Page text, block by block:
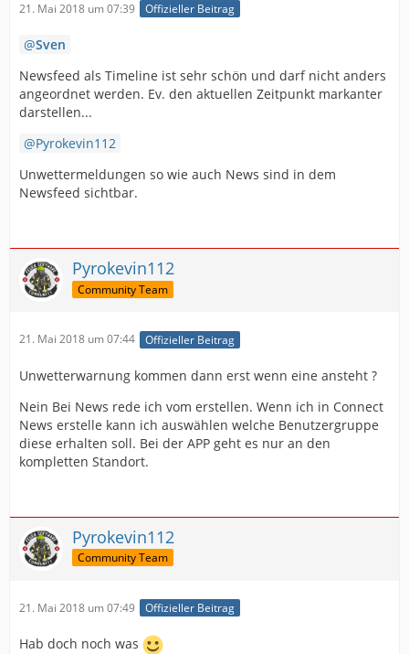
21. Mai 2018 um 07:39 Offizieller Beitrag
Sven
Newsfeed als Timeline ist sehr schön und darf nicht anders
angeordnet werden. Ev. den aktuellen Zeitpunkt markanter
darstellen...
Pyrokevin112
Unwettermeldungen so wie auch News sind in dem
Newsfeed sichtbar.
Pyrokevin112
Community Team
21. Mai 2018 um 07:44 Offizieller Beitrag
Unwetterwarnung kommen dann erst wenn eine ansteht ?
Nein Bei News rede ich vom erstellen. Wenn ich in Connect
News erstelle kann ich auswählen welche Benutzergruppe
diese erhalten soll. Bei der APP geht es nur an den
kompletten Standort.
Pyrokevin112
Community Team
21. Mai 2018 um 07:49 Offizieller Beitrag
Hab doch noch was